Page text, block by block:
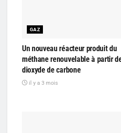
GAZ
Un nouveau réacteur produit du
méthane renouvelable à partir
dioxyde de carbone
il y a 3 mois